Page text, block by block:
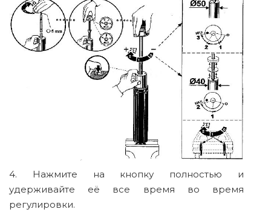
4. Нажмите на кнопку полностью и
удерживайте её все время во время
регулировки.